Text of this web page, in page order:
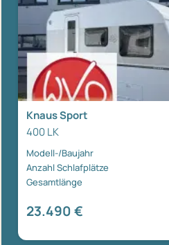
Knaus Sport
400 LK
Modell-/Baujahr
Anzahl Schlafplätze
Gesamtlänge
23.490 €